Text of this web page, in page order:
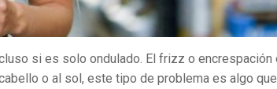
si es solo ondulado. El frizz o encrespación
o al sol, este tipo de problema es algo